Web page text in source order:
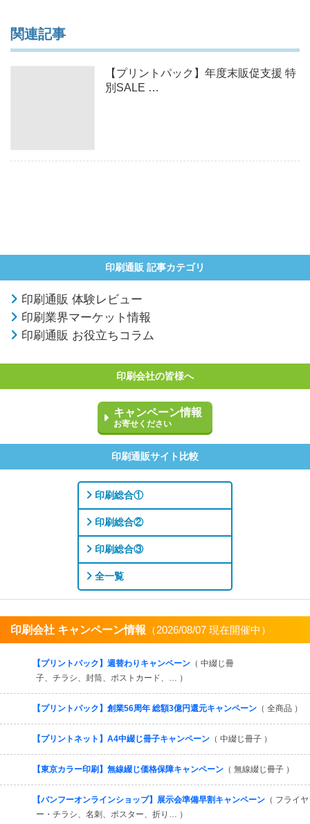
関連記事
【プリントパック】年度末販促支援 特
別SALE …
印刷通販 記事カテゴリ
印刷通販 体験レビュー
印刷業界マーケット情報
印刷通販 お役立ちコラム
印刷会社の皆様へ
キャンペーン情報
お寄せください
印刷通販サイト比較
印刷総合①
印刷総合②
印刷総合③
全一覧
印刷会社 キャンペーン情報 （2026/08/07 現在開催中）
【プリントパック】週替わりキャンペーン （ 中綴じ冊
子、チラシ、封筒、ポストカード、… ）
【プリントパック】創業56周年 総額3億円還元キャンペーン （ 全商品 ）
【プリントネット】A4中綴じ冊子キャンペーン （ 中綴じ冊子 ）
【東京カラー印刷】無線綴じ価格保障キャンペーン （ 無線綴じ冊子 ）
【バンフーオンラインショップ】展示会準備早割キャンペーン （ フライヤ
ー・チラシ、名刺、ポスター、折り… ）